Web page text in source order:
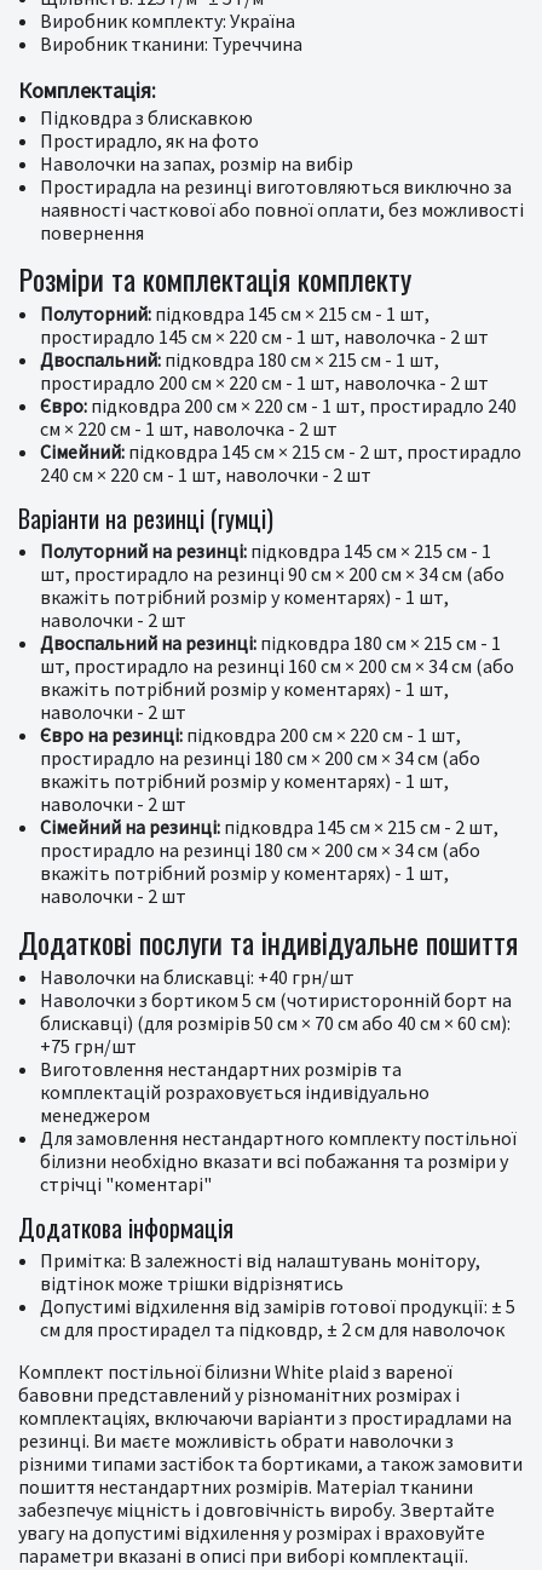
Виробник комплекту: Україна
Виробник тканини: Туреччина
Комплектація:
Підковдра з блискавкою
Простирадло, як на фото
Наволочки на запах, розмір на вибір
Простирадла на резинці виготовляються виключно за
наявності часткової або повної оплати, без можливості
повернення
Розміри та комплектація комплекту
Полуторний: підковдра 145 см × 215 см - 1 шт,
простирадло 145 см × 220 см - 1 шт, наволочка - 2 шт
Двоспальний: підковдра 180 см × 215 см - 1 шт,
простирадло 200 см × 220 см - 1 шт, наволочка - 2 шт
Євро: підковдра 200 см × 220 см - 1 шт, простирадло 240
см × 220 см - 1 шт, наволочка - 2 шт
Сімейний: підковдра 145 см × 215 см - 2 шт, простирадло
240 см × 220 см - 1 шт, наволочки - 2 шт
Варіанти на резинці (гумці)
Полуторний на резинці: підковдра 145 см × 215 см - 1
шт, простирадло на резинці 90 см × 200 см × 34 см (або
вкажіть потрібний розмір у коментарях) - 1 шт,
наволочки - 2 шт
Двоспальний на резинці: підковдра 180 см × 215 см - 1
шт, простирадло на резинці 160 см × 200 см × 34 см (або
вкажіть потрібний розмір у коментарях) - 1 шт,
наволочки - 2 шт
Євро на резинці: підковдра 200 см × 220 см - 1 шт,
простирадло на резинці 180 см × 200 см × 34 см (або
вкажіть потрібний розмір у коментарях) - 1 шт,
наволочки - 2 шт
Сімейний на резинці: підковдра 145 см × 215 см - 2 шт,
простирадло на резинці 180 см × 200 см × 34 см (або
вкажіть потрібний розмір у коментарях) - 1 шт,
наволочки - 2 шт
Додаткові послуги та індивідуальне пошиття
Наволочки на блискавці: +40 грн/шт
Наволочки з бортиком 5 см (чотиристоронній борт на
блискавці) (для розмірів 50 см × 70 см або 40 см × 60 см):
+75 грн/шт
Виготовлення нестандартних розмірів та
комплектацій розраховується індивідуально
менеджером
Для замовлення нестандартного комплекту постільної
білизни необхідно вказати всі побажання та розміри у
стрічці "коментарі"
Додаткова інформація
Примітка: В залежності від налаштувань монітору,
відтінок може трішки відрізнятись
Допустимі відхилення від замірів готової продукції: ± 5
см для простирадел та підковдр, ± 2 см для наволочок
Комплект постільної білизни White plaid з вареної
бавовни представлений у різноманітних розмірах і
комплектаціях, включаючи варіанти з простирадлами на
резинці. Ви маєте можливість обрати наволочки з
різними типами застібок та бортиками, а також замовити
пошиття нестандартних розмірів. Матеріал тканини
забезпечує міцність і довговічність виробу. Звертайте
увагу на допустимі відхилення у розмірах і враховуйте
параметри вказані в описі при виборі комплектації.